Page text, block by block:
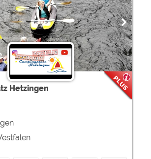
Hetzingen